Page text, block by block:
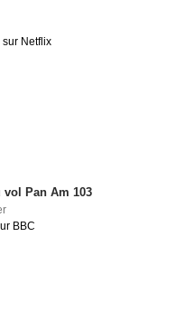
Netflix
vol Pan Am 103
BBC